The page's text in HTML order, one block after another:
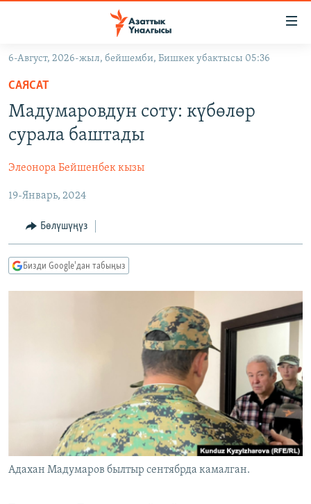
Навигацияга
өтүңүз
Издөөгө
салыңызКЫРГЫЗСТАН
ЭКОНОМИКА
МАДАНИЯТ
ДҮЙНӨ
БОРБОР АЗИЯ
УКРАИНА
АТАЙЫН ИЛИКТӨӨ
ТВ ПРОГРАММАЛАР
БҮГҮН АЗАТТЫКТА
БИЗ ЖАНА ДҮЙНӨ
ПОДКАСТ
ӨЗГӨЧӨ ПИКИР
ЭЕ/АРнун бардык сайттары
6-Август, 2026-жыл, бейшемби, Бишкек убактысы 05:36
САЯСАТ
Мадумаровдун соту: күбөлөр
сурала баштады
Элеонора Бейшенбек кызы
19-Январь, 2024
Бөлүшүңүз
Бизди Google'дан табыңыз
Адахан Мадумаров былтыр сентябрда камалган.